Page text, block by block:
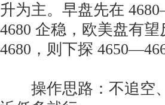
升为主。早盘先在
4680 企稳，欧美盘有
4680，则下探
操作思路：不追空、